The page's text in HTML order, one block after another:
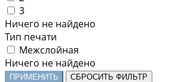
3
Ничего не найдено
Тип печати
Межслойная
Ничего не найдено
ПРИМЕНИТЬ СБРОСИТЬ ФИЛЬТР